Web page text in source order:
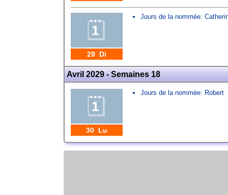
29 Di
Jours de la nommée:
Avril 2029 - Semaines 18
30 Lu
Jours de la nommée: Robert